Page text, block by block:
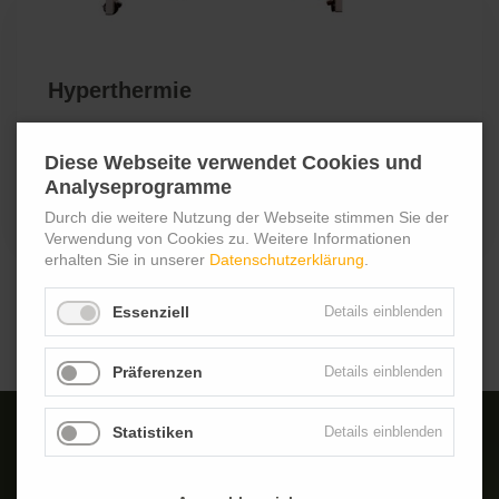
Hyperthermie
Für Hyperthermie nutzen wir das Geräthydrosun-
TWH1500der Firma Heckel.
Computertomographen
Diese Webseite verwendet Cookies und
Analyseprogramme
Durch die weitere Nutzung der Webseite stimmen Sie der
Verwendung von Cookies zu. Weitere Informationen
erhalten Sie in unserer Datenschutzerklärung
Essenziell Details einblenden
Präferenzen Details einblenden
Statistiken Details einblenden